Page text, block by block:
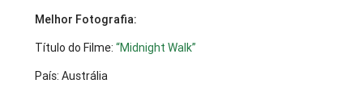
Melhor Fotografia:
Título do Filme:“Midnight Walk”
País: Austrália